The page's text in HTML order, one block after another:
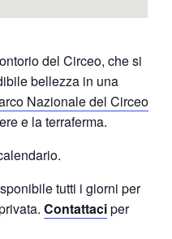
del Circeo, che si
bellezza in una
Nazionale del Circeo
e la terraferma.
tutti i giorni per
Contattaciper